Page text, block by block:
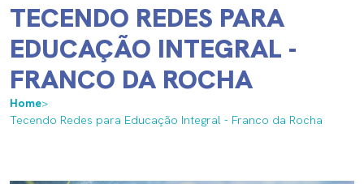
TECENDO REDES PARA
EDUCAÇÃO INTEGRAL -
FRANCO DA ROCHA
Home>
Tecendo Redes para Educação Integral - Franco da Rocha